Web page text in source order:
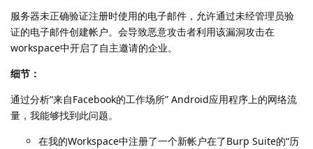
服务器未正确验证注册时使用的电子邮件，允许通过未经管理员验
证的电子邮件创建帐户。会导致恶意攻击者利用该漏洞攻击在
workspace中开启了自主邀请的企业。
细节：
通过分析“来自Facebook的工作场所” Android应用程序上的网络流
量，我能够找到此问题。
在我的Workspace中注册了一个新帐户在了Burp Suite的“历